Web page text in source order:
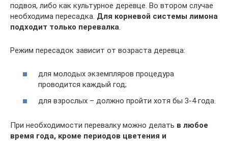
подвоя, либо как культурное деревце. Во втором случае
необходима пересадка. Для корневой системы лимона
подходит только перевалка.
Режим пересадок зависит от возраста деревца:
для молодых экземпляров процедура
проводится каждый год;
для взрослых – должно пройти хотя бы 3-4 года.
При необходимости перевалку можно делать в любое
время года, кроме периодов цветения и